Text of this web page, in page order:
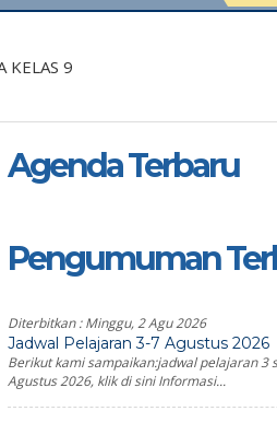
KELAS 9
Agenda Terbaru
Pengumuman
Diterbitkan :Minggu, 2 Agu 2026
Jadwal Pelajaran 3-7 Agustus 2026
Berikut kami sampaikan:jadwal pelajaran 3
Agustus 2026, klik di sini Informasi...